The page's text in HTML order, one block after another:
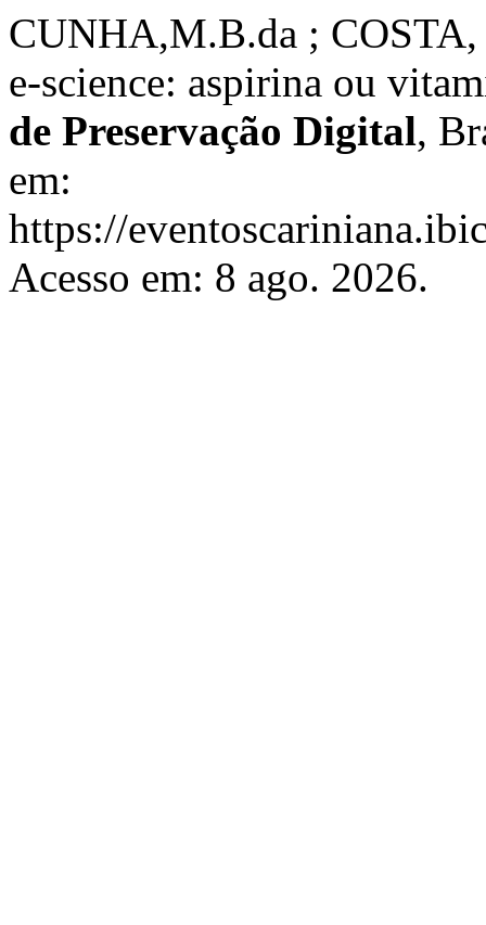
CUNHA,M.B.da ;
e-science: aspirina ou
de Preservação Digital,
em:
https://
Acesso em: 8 ago. 2026.